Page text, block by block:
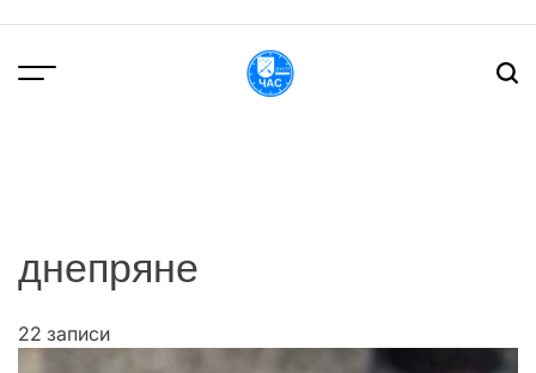
вмісту
днепряне
22 записи